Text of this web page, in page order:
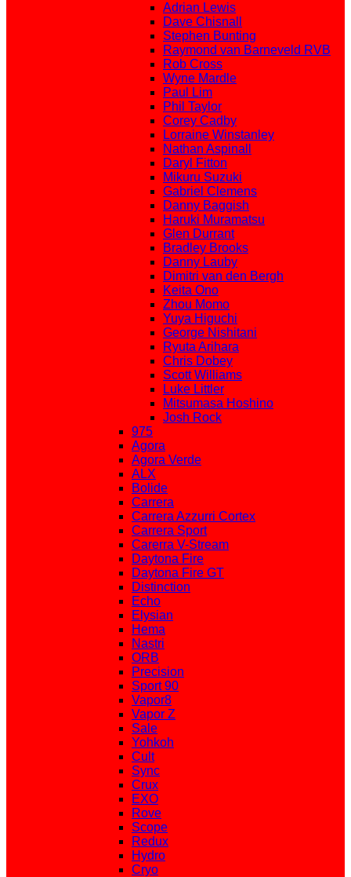
Adrian Lewis
Dave Chisnall
Stephen Bunting
Raymond van Barneveld RVB
Rob Cross
Wyne Mardle
Paul Lim
Phil Taylor
Corey Cadby
Lorraine Winstanley
Nathan Aspinall
Daryl Fitton
Mikuru Suzuki
Gabriel Clemens
Danny Baggish
Haruki Muramatsu
Glen Durrant
Bradley Brooks
Danny Lauby
Dimitri van den Bergh
Keita Ono
Zhou Momo
Yuya Higuchi
George Nishitani
Ryuta Arihara
Chris Dobey
Scott Williams
Luke Littler
Mitsumasa Hoshino
Josh Rock
975
Agora
Agora Verde
ALX
Bolide
Carrera
Carrera Azzurri Cortex
Carrera Sport
Carerra V-Stream
Daytona Fire
Daytona Fire GT
Distinction
Echo
Elysian
Hema
Nastri
ORB
Precision
Sport 90
Vapor8
Vapor Z
Sale
Yohkoh
Cult
Sync
Crux
EXO
Rove
Scope
Redux
Hydro
Cryo